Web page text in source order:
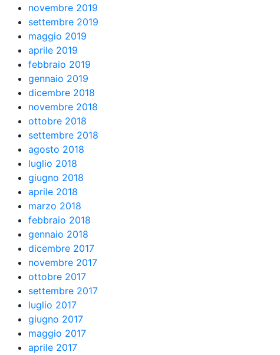
novembre 2019
settembre 2019
maggio 2019
aprile 2019
febbraio 2019
gennaio 2019
dicembre 2018
novembre 2018
ottobre 2018
settembre 2018
agosto 2018
luglio 2018
giugno 2018
aprile 2018
marzo 2018
febbraio 2018
gennaio 2018
dicembre 2017
novembre 2017
ottobre 2017
settembre 2017
luglio 2017
giugno 2017
maggio 2017
aprile 2017